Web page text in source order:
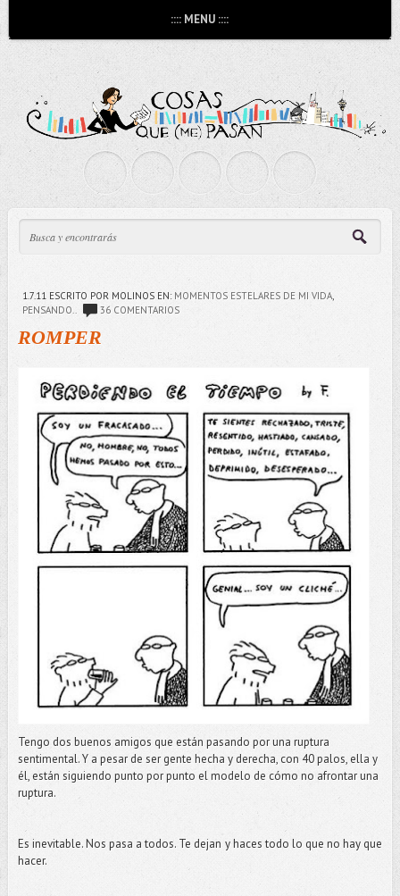
:::: MENU ::::
1.7.11 ESCRITO POR MOLINOS EN: MOMENTOS ESTELARES DE MI VIDA,
PENSANDO..
36 COMENTARIOS
ROMPER
Tengo dos buenos amigos que están pasando por una ruptura
sentimental. Y a pesar de ser gente hecha y derecha, con 40 palos, ella y
él, están siguiendo punto por punto el modelo de cómo no afrontar una
ruptura.
Es inevitable. Nos pasa a todos. Te dejan y haces todo lo que no hay que
hacer.